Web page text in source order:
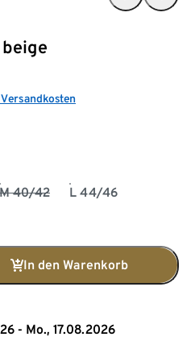
M 40/42 L 44/46
In den Warenkorb
- Mo., 17.08.2026